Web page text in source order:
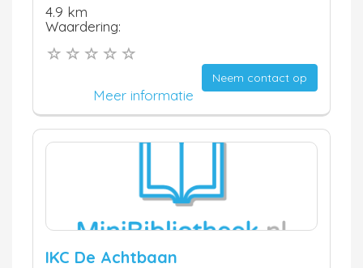
4.9 km
Waardering:
Neem contact op
Meer informatie
IKC De Achtbaan